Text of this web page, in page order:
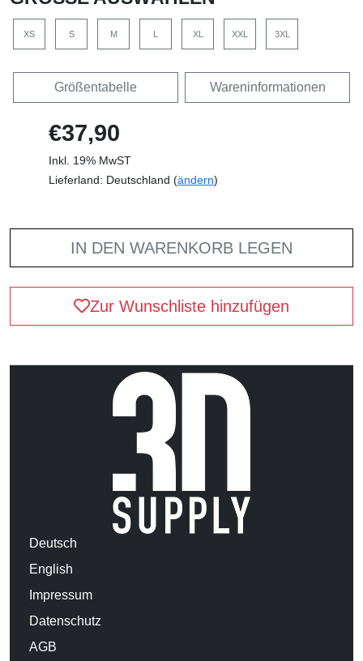
XS S M L XL XXL 3XL
Größentabelle Wareninformationen
€37,90
Inkl. 19% MwST
Lieferland: Deutschland (ändern)
IN DEN WARENKORB LEGEN
Zur Wunschliste hinzufügen
Deutsch
English
Impressum
Datenschutz
AGB